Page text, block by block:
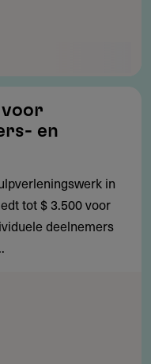
en
in
tot $ 3.500 voor
deelnemers